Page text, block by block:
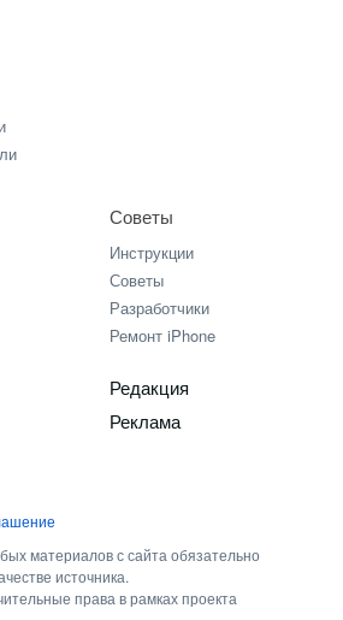
Советы
Инструкции
Советы
Разработчики
Ремонт iPhone
Редакция
Реклама
материалов с сайта обязательно
источника.
права в рамках проекта